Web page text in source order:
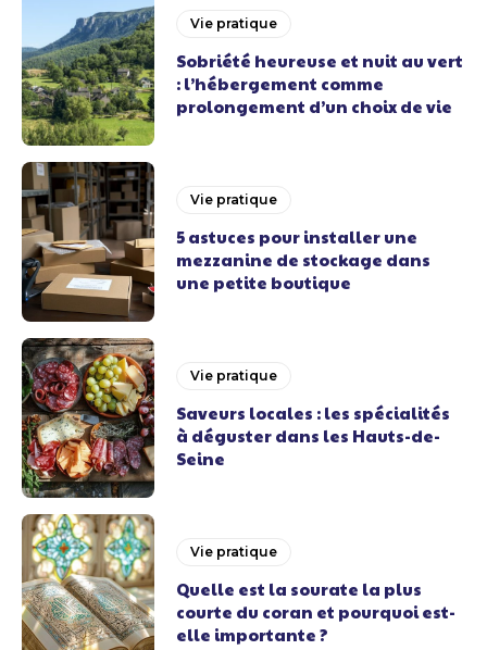
Vie pratique
Sobriété heureuse et nuit au vert
: l’hébergement comme
prolongement d’un choix de vie
Vie pratique
5 astuces pour installer une
mezzanine de stockage dans
une petite boutique
Vie pratique
Saveurs locales : les spécialités
à déguster dans les Hauts-de-
Seine
Vie pratique
Quelle est la sourate la plus
courte du coran et pourquoi est-
elle importante ?